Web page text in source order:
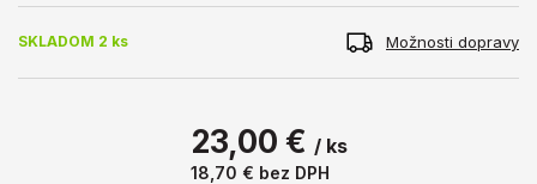
SKLADOM 2 ks Možnosti dopravy
23,00 € / ks
18,70 € bez DPH